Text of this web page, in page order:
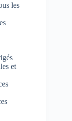
les
et